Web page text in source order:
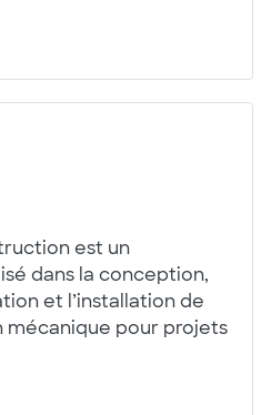
est un
dans la conception,
et l’installation de
mécanique pour projets